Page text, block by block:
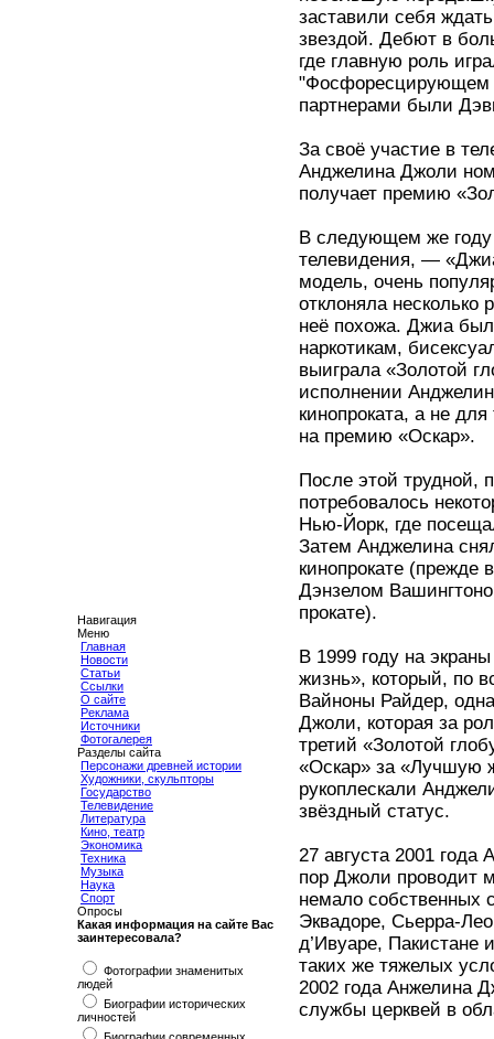
Навигация
Меню
Главная
Новости
Статьи
Ссылки
О сайте
Реклама
Источники
Фотогалерея
Разделы сайта
Персонажи древней истории
Художники, скульпторы
Государство
Телевидение
Литература
Кино, театр
Экономика
Техника
Музыка
Наука
Спорт
Опросы
Какая информация на сайте Вас
заинтересовала?
Фотографии знаменитых
людей
Биографии исторических
личностей
заставили себя
звездой. Дебют в
где главную роль
"Фосфоресцирующем
партнерами были
За своё участие в
Анджелина Джоли
получает премию
В следующем же
телевидения, —
модель, очень
отклоняла
неё похожа. Джиа
наркотикам,
выиграла «Золотой
исполнении
кинопроката, а не
на премию «Оскар».
После этой трудной,
потребовалось
Нью-Йорк, где
Затем Анджелина
кинопрокате (прежде
Дэнзелом
прокате).
В 1999 году на
жизнь», который, по
Вайноны Райдер,
Джоли, которая за
третий «Золотой
«Оскар» за «Лучшую
рукоплескали
звёздный статус.
27 августа 2001
пор Джоли проводит
немало собственных
Эквадоре, Сьерра-
д’Ивуаре, Пакистане
таких же тяжелых
2002 года Анжелина
службы церквей в